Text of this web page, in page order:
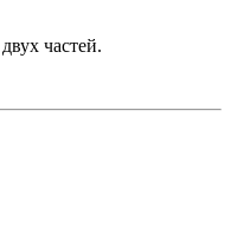
частей.